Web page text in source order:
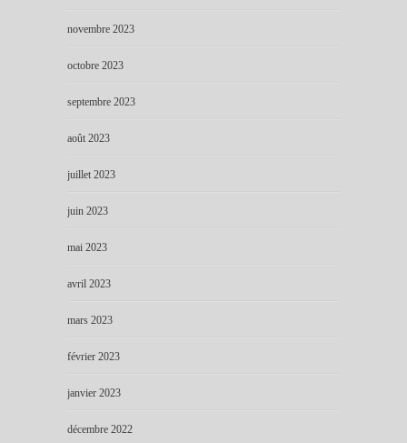
novembre 2023
octobre 2023
septembre 2023
août 2023
juillet 2023
juin 2023
mai 2023
avril 2023
mars 2023
février 2023
janvier 2023
décembre 2022